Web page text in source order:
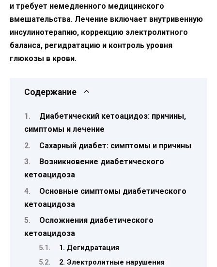
и требует немедленного медицинского
вмешательства. Лечение включает внутривенную
инсулинотерапию, коррекцию электролитного
баланса, регидратацию и контроль уровня
глюкозы в крови.
Содержание
Диабетический кетоацидоз: причины,
симптомы и лечение
Сахарный диабет: симптомы и причины
Возникновение диабетического
кетоацидоза
Основные симптомы диабетического
кетоацидоза
Осложнения диабетического
кетоацидоза
1. Дегидратация
2. Электролитные нарушения